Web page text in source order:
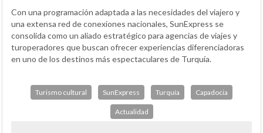
Con una programación adaptada a las necesidades del viajero y
una extensa red de conexiones nacionales, SunExpress se
consolida como un aliado estratégico para agencias de viajes y
turoperadores que buscan ofrecer experiencias diferenciadoras
en uno de los destinos más espectaculares de Turquía.
Turismo cultural SunExpress Turquía Capadocia
Actualidad